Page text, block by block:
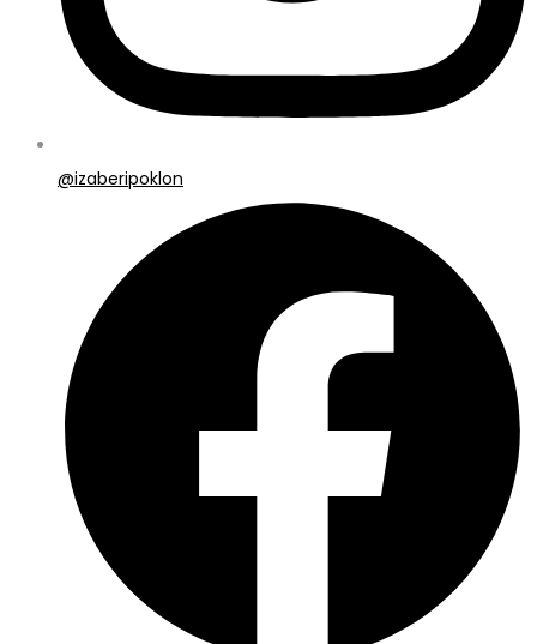
@izaberipoklon